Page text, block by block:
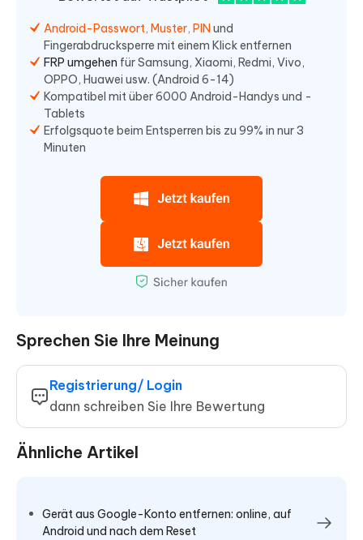
Android-Passwort, Muster, PIN und
Fingerabdrucksperre mit einem Klick entfernen
FRP umgehen für Samsung, Xiaomi, Redmi, Vivo,
OPPO, Huawei usw. (Android 6-14)
Kompatibel mit über 6000 Android-Handys und -
Tablets
Erfolgsquote beim Entsperren bis zu 99% in nur 3
Minuten
Sprechen Sie Ihre Meinung
Registrierung/ Login
dann schreiben Sie Ihre Bewertung
Ähnliche Artikel
Gerät aus Google-Konto entfernen: online, auf
Android und nach dem Reset